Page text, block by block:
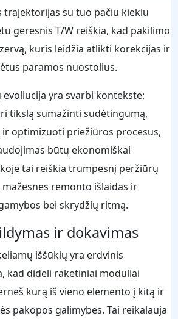
trajektorijas su tuo pačiu kiekiu
geresnis T/W reiškia, kad pakilimo
kuris leidžia atlikti korekcijas ir
paramos nuostolius.
yra svarbi kontekste:
tikslą sumažinti sudėtingumą,
optimizuoti priežiūros procesus,
būtų ekonomiškai
tai reiškia trumpesnį peržiūrų
remonto išlaidas ir
bei skrydžių ritmą.
ir dokavimas
iššūkių yra erdvinis
kad dideli raketiniai moduliai
kurą iš vieno elemento į kitą ir
pakopos galimybes. Tai reikalauja